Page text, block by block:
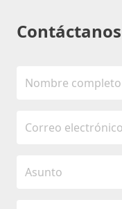
Contáctanos